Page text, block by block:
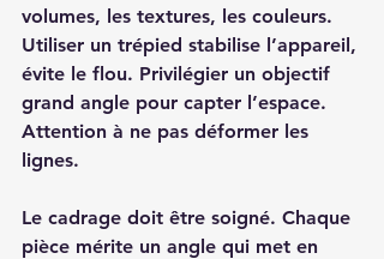
volumes, les textures, les couleurs.
Utiliser un trépied stabilise l’appareil,
évite le flou. Privilégier un objectif
grand angle pour capter l’espace.
Attention à ne pas déformer les
lignes.
Le cadrage doit être soigné. Chaque
pièce mérite un angle qui met en